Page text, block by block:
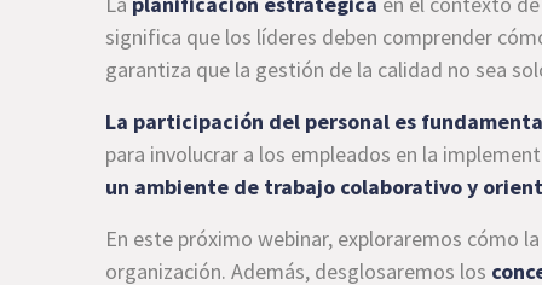
significa que los líderes deben comprender
garantiza que la gestión de la calidad no sea
La participación del personal es
para involucrar a los empleados en la
un ambiente de trabajo colaborativo y
En este próximo webinar, exploraremos cómo
organización. Además, desglosaremos los